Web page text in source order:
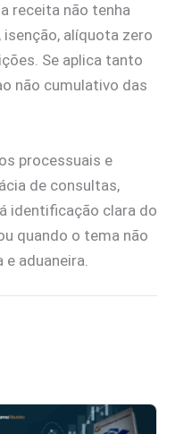
receita não tenha
alíquota zero
Se aplica tanto
não cumulativo das
processuais e
de consultas,
identificação clara do
quando o tema não
aduaneira.